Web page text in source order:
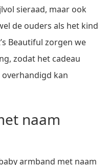
sieraad, maar ook
de ouders als het kind
Beautiful zorgen we
zodat het cadeau
kan
naam
armband met naam